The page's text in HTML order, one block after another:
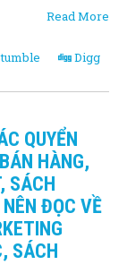
Read More
Digg
QUYỂN
HÀNG,
SÁCH
ĐỌC VỀ
SÁCH